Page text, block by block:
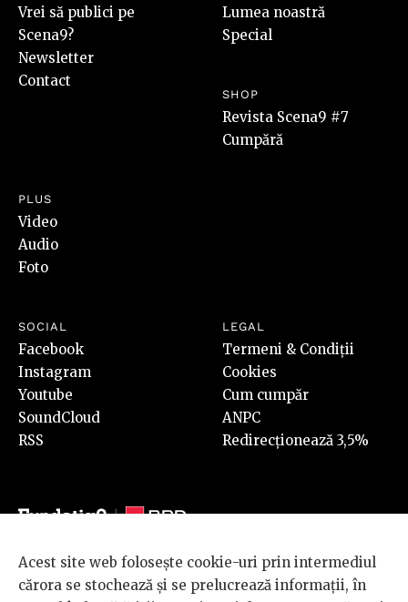
Vrei să publici pe
Scena9?
Newsletter
Contact
Lumea noastră
Special
SHOP
Revista Scena9 #7
Cumpără
PLUS
Video
Audio
Foto
SOCIAL
Facebook
Instagram
Youtube
SoundCloud
RSS
LEGAL
Termeni & Condiții
Cookies
Cum cumpăr
ANPC
Redirecționează 3,5%
© 2026 BRD Groupe Société Générale, toate drepturile rezervate.
Acest site web folosește cookie-uri prin intermediul
cărora se stochează și se prelucrează informații, în